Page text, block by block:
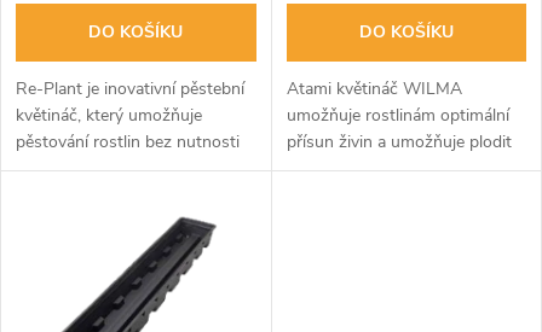
o
d
u
d
u
DO KOŠÍKU
Re-Plant je inovativní pěstební
květináč, který umožňuje
pěstování rostlin bez nutnosti
přesazování během celého
rozšiřujícího se objemu se
DO KOŠÍKU
Atami květináč WILMA
umožňuje rostlinám optimální
přísun živin a umožňuje plodit
bez nutnosti ručního zalévání.